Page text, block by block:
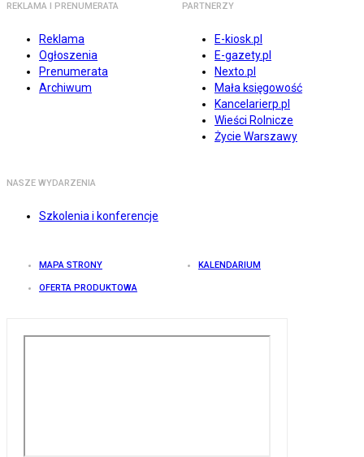
REKLAMA I PRENUMERATA
Reklama
Ogłoszenia
Prenumerata
Archiwum
PARTNERZY
E-kiosk.pl
E-gazety.pl
Nexto.pl
Mała księgowość
Kancelarierp.pl
Wieści Rolnicze
Życie Warszawy
NASZE WYDARZENIA
Szkolenia i konferencje
MAPA STRONY KALENDARIUM
OFERTA PRODUKTOWA